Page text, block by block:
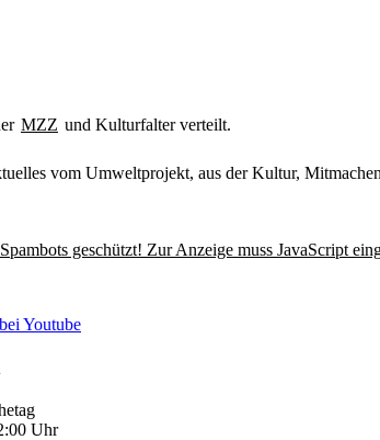
MZZ und Kulturfalter verteilt.
vom Umweltprojekt, aus der Kultur,
geschützt! Zur Anzeige muss JavaScript
Uhr